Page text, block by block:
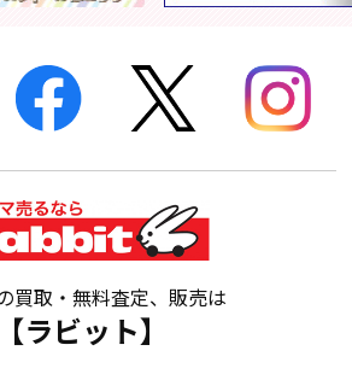
買取・無料査定、販売は
【ラビット】